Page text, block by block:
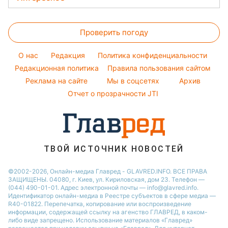
Настя Каменских
Виталий Козловский
Потап
Красивый маникюр
Модные ошибки
Советы от Андре Тана
Новости Харькова
Новости Днепра
Новости Полтавы
Новости Тернополя
Новости Сум
Новости Житомира
Новости Одессы
Новости Ровно
Тесты по картинке
Оптические иллюзии
Народные приметы
Все о шоу-бизнесе
Проверить погоду
O нас Редакция
Политика конфиденциальности
Редакционная политика
Правила пользования сайтом
Реклама на сайте
Мы в соцсетях
Архив
Отчет о прозрачности JTI
ТВОЙ ИСТОЧНИК НОВОСТЕЙ
©2002-2026, Онлайн-медиа Главред - GLAVRED.INFO. ВСЕ ПРАВА
ЗАЩИЩЕНЫ. 04080, г. Киев, ул. Кириловская, дом 23. Телефон —
(044) 490-01-01. Адрес электронной почты — info@glavred.info.
Идентификатор онлайн-медиа в Реестре cубъектов в сфере медиа —
R40-01822. Перепечатка, копирование или воспроизведение
информации, содержащей ссылку на агенство ГЛАВРЕД, в каком-
либо виде запрещено. Использование материалов «Главред»